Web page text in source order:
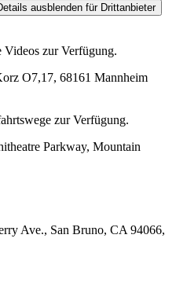
ausblenden für Drittanbieter
Videos zur Verfügung.
O7,17, 68161 Mannheim
zur Verfügung.
Parkway, Mountain
Ave., San Bruno, CA 94066,